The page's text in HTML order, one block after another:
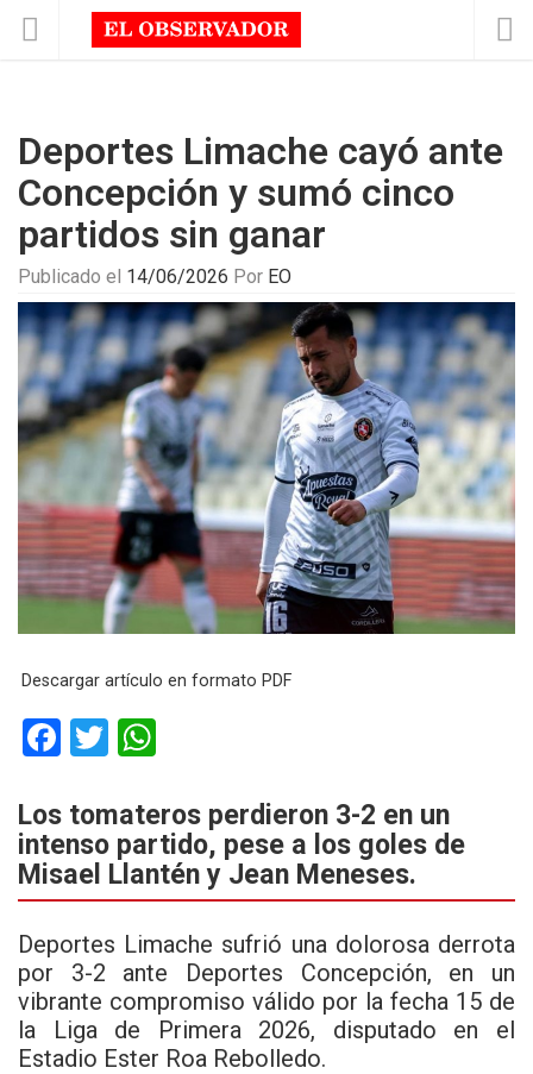
Deportes Limache cayó ante
Concepción y sumó cinco
partidos sin ganar
Publicado el 14/06/2026 Por EO
Descargar artículo en formato PDF
F
ce
b
o
o
k
T
tt
er
at
s
A
p
p
Los tomateros perdieron 3-2 en un
intenso partido, pese a los goles de
Misael Llantén y Jean Meneses.
Deportes Limache sufrió una dolorosa derrota
por 3-2 ante Deportes Concepción, en un
vibrante compromiso válido por la fecha 15 de
la Liga de Primera 2026, disputado en el
Estadio Ester Roa Rebolledo.